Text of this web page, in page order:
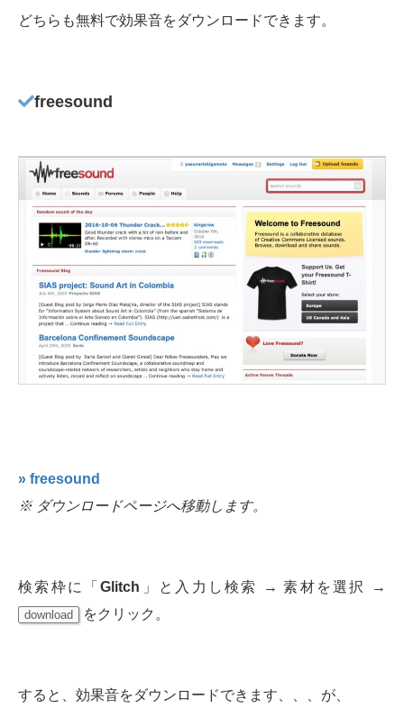
どちらも無料で効果音をダウンロードできます。
freesound
» freesound
※ ダウンロードページへ移動します。
検索枠に「Glitch 」と入力し検索 → 素材を選択 →
download をクリック。
すると、効果音をダウンロードできます、、、が、